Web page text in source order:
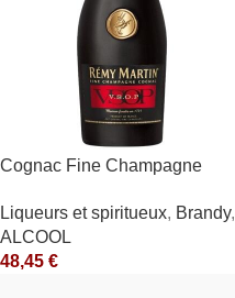
Cognac Fine Champagne
Liqueurs et spiritueux, Brandy,
ALCOOL
48,45 €